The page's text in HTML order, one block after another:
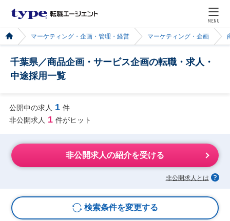
MENU
マーケティング・企画・管理・経営 マーケティング・企画
千葉県／商品企画・サービス企画の転職・求人・
中途採用一覧
公開中の求人 1 件
非公開求人 1 件がヒット
非公開求人の紹介を受ける
非公開求人とは
検索条件を変更する